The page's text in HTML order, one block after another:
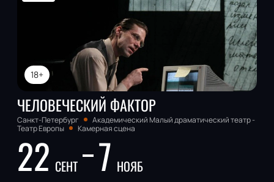
18+
ЧЕЛОВЕЧЕСКИЙ ФАКТОР
Санкт-Петербург
Академический Малый драматический театр -
Театр Европы
Камерная сцена
22 СЕНТ 7 НОЯБ